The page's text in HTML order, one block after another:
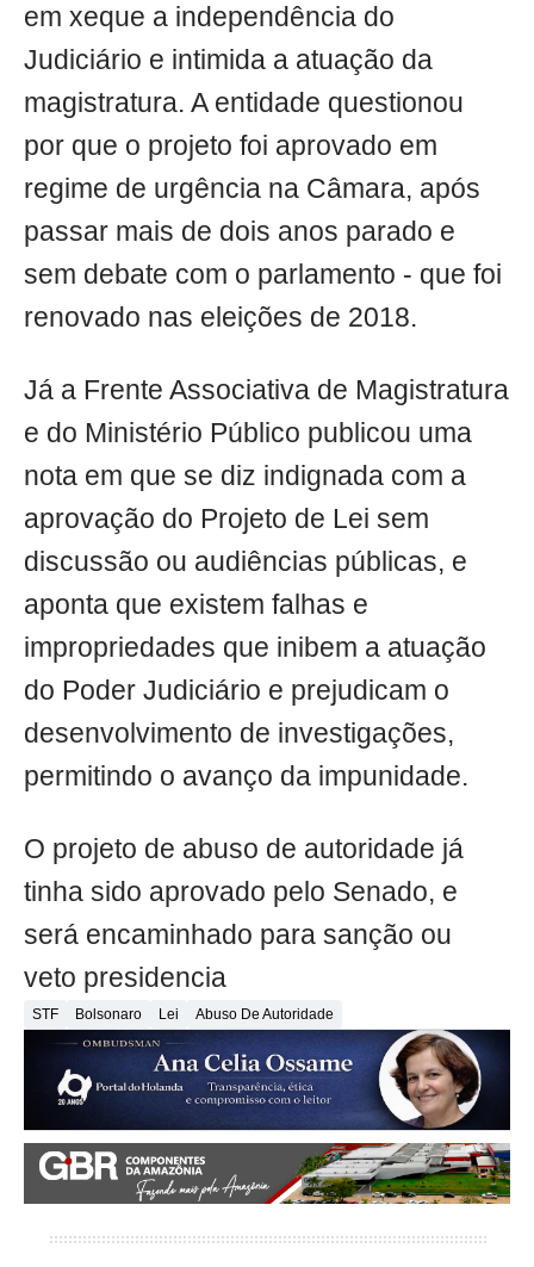
em xeque a independência do
Judiciário e intimida a atuação da
magistratura. A entidade questionou
por que o projeto foi aprovado em
regime de urgência na Câmara, após
passar mais de dois anos parado e
sem debate com o parlamento - que foi
renovado nas eleições de 2018.
Já a Frente Associativa de Magistratura
e do Ministério Público publicou uma
nota em que se diz indignada com a
aprovação do Projeto de Lei sem
discussão ou audiências públicas, e
aponta que existem falhas e
impropriedades que inibem a atuação
do Poder Judiciário e prejudicam o
desenvolvimento de investigações,
permitindo o avanço da impunidade.
O projeto de abuso de autoridade já
tinha sido aprovado pelo Senado, e
será encaminhado para sanção ou
veto presidencia
STF Bolsonaro Lei Abuso De Autoridade